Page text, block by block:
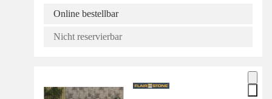
Online bestellbar
Nicht reservierbar